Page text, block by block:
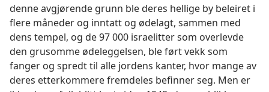
denne avgjørende grunn ble deres hellige by beleiret i
flere måneder og inntatt og ødelagt, sammen med
dens tempel, og de 97 000 israelitter som overlevde
den grusomme ødeleggelsen, ble ført vekk som
fanger og spredt til alle jordens kanter, hvor mange av
deres etterkommere fremdeles befinner seg. Men er